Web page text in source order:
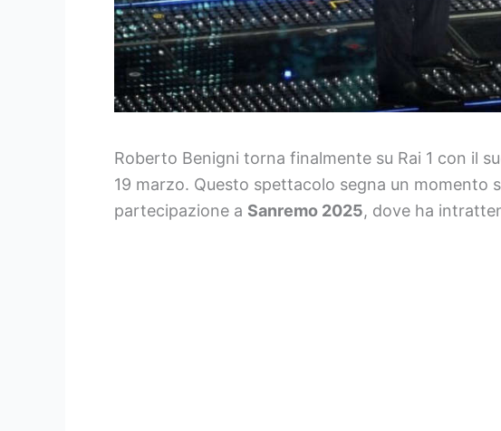
Roberto Benigni torna finalmente su Rai 1 con il
19 marzo. Questo spettacolo segna un momento
partecipazione a Sanremo 2025, dove ha